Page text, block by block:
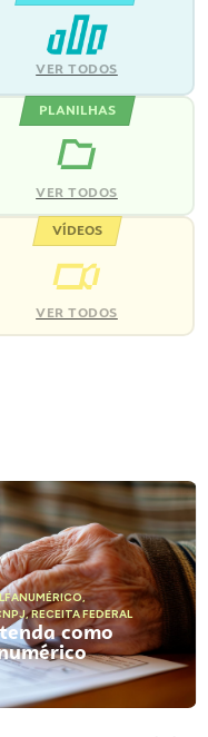
VER TODOS
PLANILHAS
VER TODOS
VÍDEOS
VER TODOS
,
,RECEITA FEDERAL
como